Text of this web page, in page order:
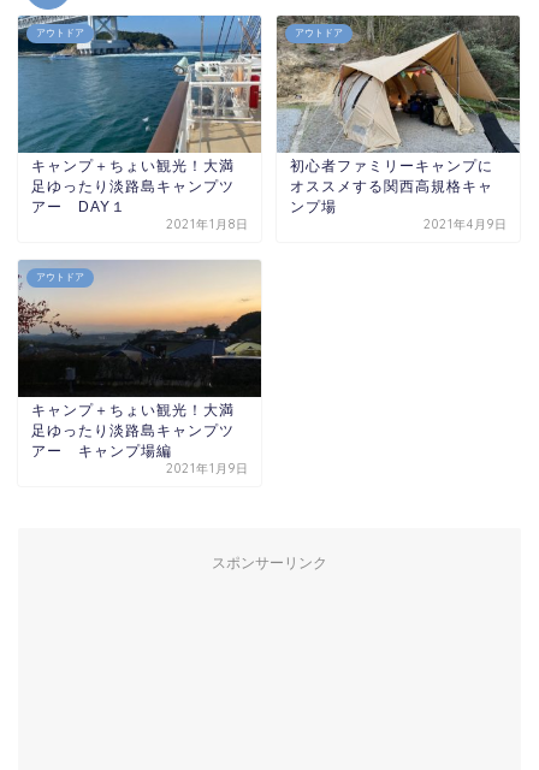
アウトドア
キャンプ＋ちょい観光！大満
足ゆったり淡路島キャンプツ
アー DAY１
2021年1月8日
アウトドア
初心者ファミリーキャンプに
オススメする関西高規格キャ
ンプ場
2021年4月9日
アウトドア
キャンプ＋ちょい観光！大満
足ゆったり淡路島キャンプツ
アー キャンプ場編
2021年1月9日
スポンサーリンク